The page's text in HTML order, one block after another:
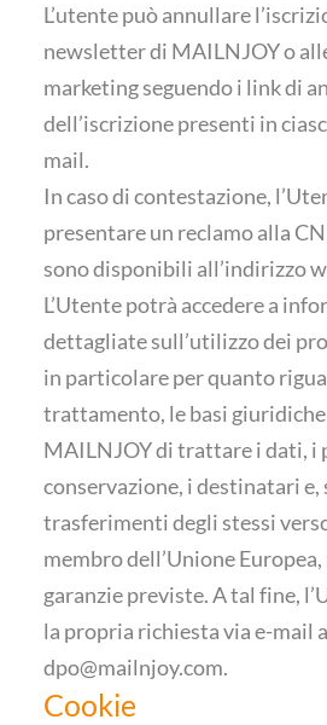
L’utente può annullare
newsletter di MAILNJOY o
marketing seguendo i link di
dell’iscrizione presenti in
mail.
In caso di contestazione,
presentare un reclamo alla
sono disponibili all’indirizzo
L’Utente potrà accedere a
dettagliate sull’utilizzo dei
in particolare per quanto
trattamento, le basi giuridiche
MAILNJOY di trattare i dati, i
conservazione, i destinatari e,
trasferimenti degli stessi
membro dell’Unione
garanzie previste. A tal fine,
la propria richiesta via e-mail
dpo@mailnjoy.com.
Cookie